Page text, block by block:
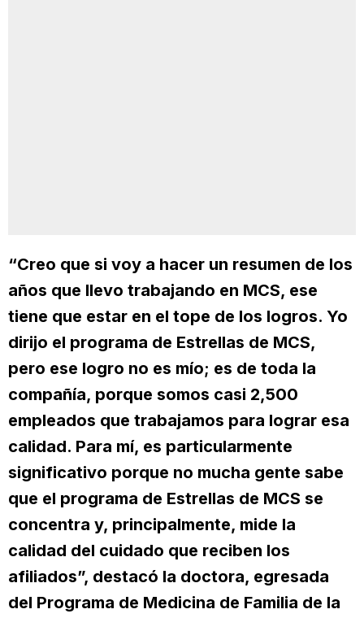
“Creo que si voy a hacer un resumen de los
años que llevo trabajando en MCS, ese
tiene que estar en el tope de los logros. Yo
dirijo el programa de Estrellas de MCS,
pero ese logro no es mío; es de toda la
compañía, porque somos casi 2,500
empleados que trabajamos para lograr esa
calidad. Para mí, es particularmente
significativo porque no mucha gente sabe
que el programa de Estrellas de MCS se
concentra y, principalmente, mide la
calidad del cuidado que reciben los
afiliados”, destacó la doctora, egresada
del Programa de Medicina de Familia de la